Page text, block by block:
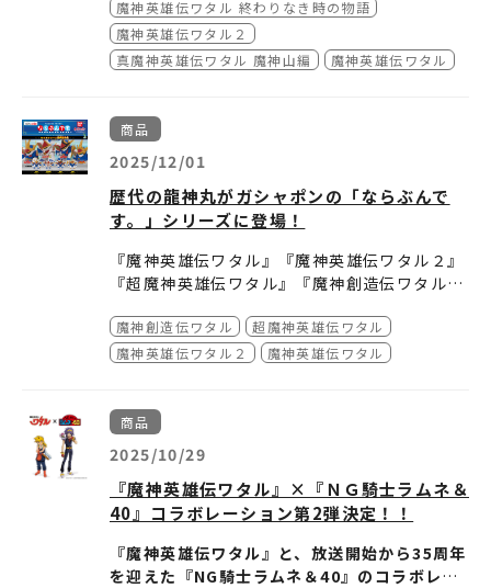
３（https://www.keihan-dept.co.jp/mori
guchi/）
株式会社バンダイナムコフィルムワークス
魔神英雄伝ワタル 終わりなき時の物語
魔神英雄伝ワタル２
真魔神英雄伝ワタル 魔神山編
魔神英雄伝ワタル
商品
2025/12/01
歴代の龍神丸がガシャポンの「ならぶんで
す。」シリーズに登場！
『魔神英雄伝ワタル』『魔神英雄伝ワタル２』
『超魔神英雄伝ワタル』『魔神創造伝ワタル』
す。」シリーズに登場！
全高約3.5㎝の彩色済みフィギュア！
12月第4週から随時発売！
価格(税込)：400円
詳細：https://gashapon.jp/products/deta
魔神創造伝ワタル
超魔神英雄伝ワタル
魔神英雄伝ワタル２
魔神英雄伝ワタル
商品
2025/10/29
『魔神英雄伝ワタル』×『ＮＧ騎士ラムネ＆
40』コラボレーション第2弾決定！！
『魔神英雄伝ワタル』と、放送開始から35周年
を迎えた『NG騎士ラムネ＆40』のコラボレー